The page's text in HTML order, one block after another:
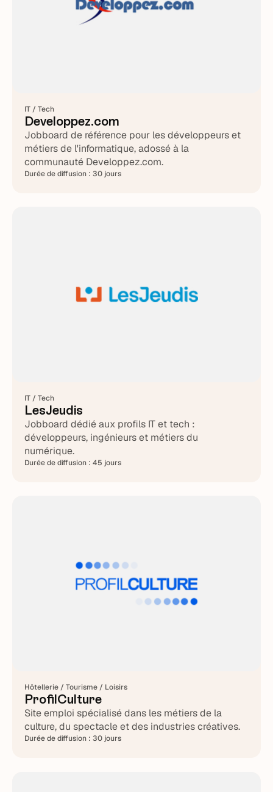
IT / Tech
Developpez.com
Jobboard de référence pour les développeurs et
métiers de l'informatique, adossé à la
communauté Developpez.com.
Durée de diffusion :30 jours
IT / Tech
LesJeudis
Jobboard dédié aux profils IT et tech :
développeurs, ingénieurs et métiers du
numérique.
Durée de diffusion :45 jours
Hôtellerie / Tourisme / Loisirs
ProfilCulture
Site emploi spécialisé dans les métiers de la
culture, du spectacle et des industries créatives.
Durée de diffusion :30 jours